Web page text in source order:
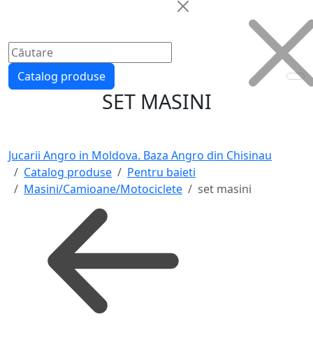
Catalog produse
SET MASINI
Jucarii Angro in Moldova. Baza Angro din Chisinau
Catalog produse
Pentru baieti
Masini/Camioane/Motociclete
set masini